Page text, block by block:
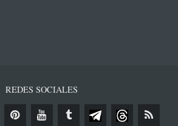
REDES SOCIALES